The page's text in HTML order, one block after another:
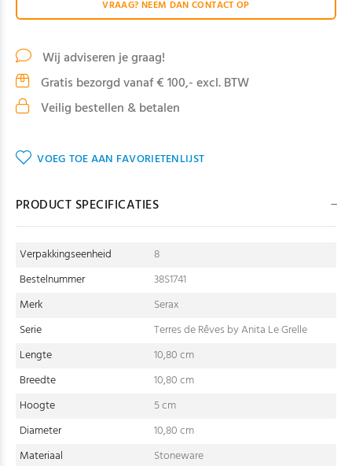
VRAAG? NEEM DAN CONTACT OP
Wij adviseren je graag!
Gratis bezorgd vanaf € 100,- excl. BTW
Veilig bestellen & betalen
VOEG TOE AAN FAVORIETENLIJST
PRODUCT SPECIFICATIES
Verpakkingseenheid
8
Bestelnummer
38S1741
Merk
Serax
Serie
Terres de Rêves by Anita Le Grelle
Lengte
10,80 cm
Breedte
10,80 cm
Hoogte
5 cm
Diameter
10,80 cm
Materiaal
Stoneware